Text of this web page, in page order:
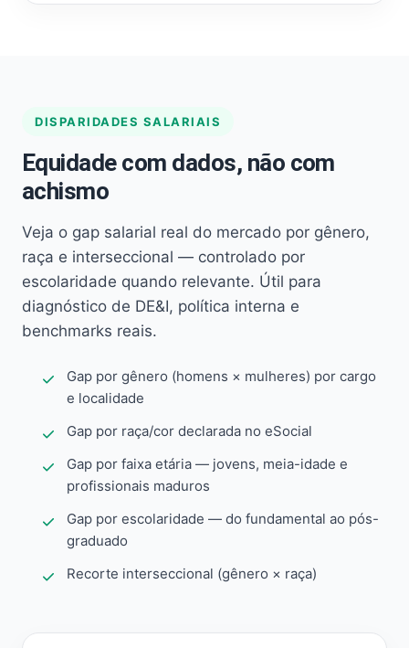
DISPARIDADES SALARIAIS
Equidade com dados, não com
achismo
Veja o gap salarial real do mercado por gênero,
raça e interseccional — controlado por
escolaridade quando relevante. Útil para
diagnóstico de DE&I, política interna e
benchmarks reais.
Gap por gênero (homens × mulheres) por cargo
e localidade
Gap por raça/cor declarada no eSocial
Gap por faixa etária — jovens, meia-idade e
profissionais maduros
Gap por escolaridade — do fundamental ao pós-
graduado
Recorte interseccional (gênero × raça)